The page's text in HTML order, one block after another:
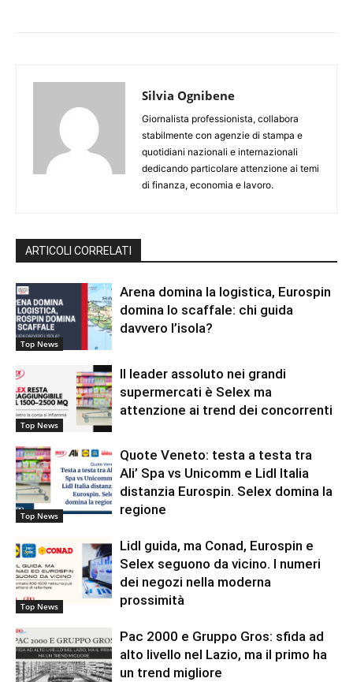
Silvia Ognibene
Giornalista professionista, collabora
stabilmente con agenzie di stampa e
quotidiani nazionali e internazionali
dedicando particolare attenzione ai temi
di finanza, economia e lavoro.
ARTICOLI CORRELATI
Top News
Arena domina la logistica, Eurospin
domina lo scaffale: chi guida
davvero l’isola?
Top News
Il leader assoluto nei grandi
supermercati è Selex ma
attenzione ai trend dei concorrenti
Top News
Quote Veneto: testa a testa tra
Ali’ Spa vs Unicomm e Lidl Italia
distanzia Eurospin. Selex domina la
regione
Top News
Lidl guida, ma Conad, Eurospin e
Selex seguono da vicino. I numeri
dei negozi nella moderna
prossimità
Pac 2000 e Gruppo Gros: sfida ad
alto livello nel Lazio, ma il primo ha
un trend migliore